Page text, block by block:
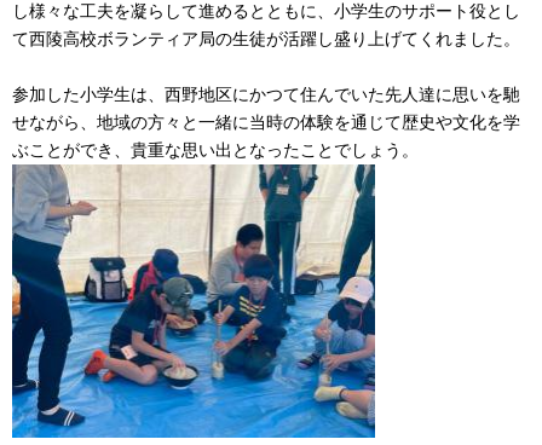
し様々な工夫を凝らして進めるとともに、 小学生のサポート役とし
て西陵高校ボランティア局の生徒が活躍し盛り上げてくれました。
参加した小学生は、西野地区にかつて住んでいた先人達に思いを馳
せながら、地域の方々と一緒に当時の体験を通じて歴史や文化を学
ぶことができ、貴重な思い出となったことでしょう。